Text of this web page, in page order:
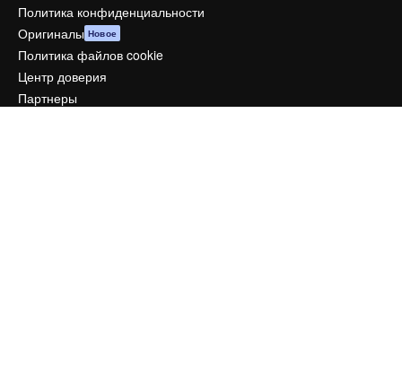
Политика конфиденциальности
Оригиналы Новое
Политика файлов cookie
Центр доверия
Партнеры